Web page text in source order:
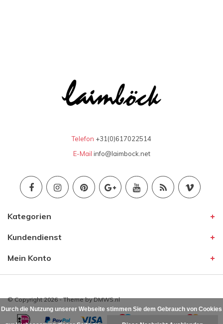
Telefon +31(0)617022514
E-Mail info@laimbock.net
Kategorien
Kundendienst
Mein Konto
© Copyright 2026 - Theme byDMWS.nl
Durch die Nutzung unserer Webseite stimmen Sie dem Gebrauch von Cookies